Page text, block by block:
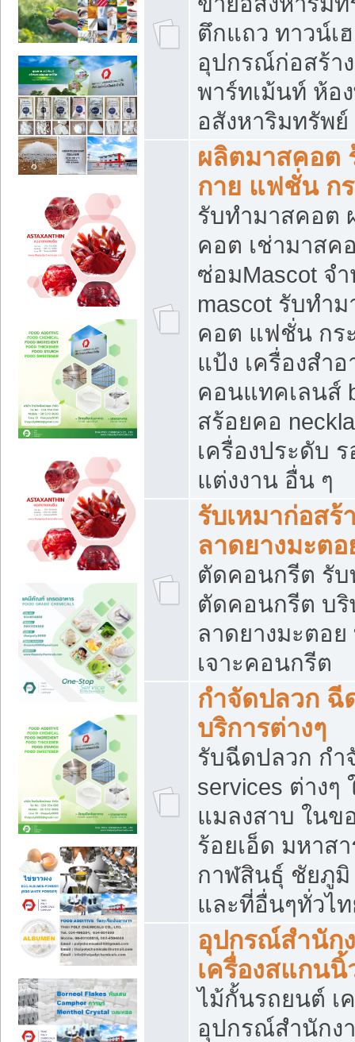
ตึกแถว ทาวน์เ
อุปกรณ์ก่อสร้า
พาร์ทเม้นท์ ห้อ
อสังหาริมทรัพ
ผลิตมาสคอต
กาย แฟชั่น กร
รับทำมาสคอต
คอต เช่ามาสค
ซ่อมMascot จ
mascot รับทำ
คอต แฟชั่น กระ
แป้ง เครื่องสำ
คอนแทคเลนส์
สร้อยคอ
เครื่องประดับ ร
แต่งงาน อื่น ๆ
รับเหมาก่อส
ลาดยางมะต
ตัดคอนกรีต รับ
ตัดคอนกรีต บริ
ลาดยางมะตอ
เจาะคอนกรีต
กำจัดปลวก ฉี
บริการต่างๆ
รับฉีดปลวก กำ
services ต่าง
แมลงสาบ ใน
ร้อยเอ็ด มหาส
กาฬสินธุ์ ชัยภู
และที่อื่นๆทั่วไ
อุปกรณ์สำนัก
เครื่องสแกนนิ้
ไม้กั้นรถยนต์ เ
อุปกรณ์สำนักง